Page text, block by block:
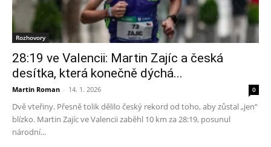
Rozhovory
28:19 ve Valencii: Martin Zajíc a česká
desítka, která konečně dýchá...
Martin Roman - 14. 1. 2026 0
Dvě vteřiny. Přesně tolik dělilo český rekord od toho, aby zůstal „jen“
blízko. Martin Zajíc ve Valencii zaběhl 10 km za 28:19, posunul
národní...